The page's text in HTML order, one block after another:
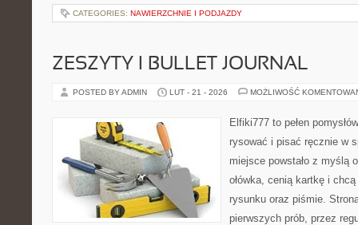
CATEGORIES: NAWIERZCHNIE I PODJAZDY
ZESZYTY I BULLET JOURNAL
POSTED BY ADMIN LUT - 21 - 2026 MOŻLIWOŚĆ
Elfiki777 to pełen
rysować i pisać ręcznie w
miejsce powstało z myślą
ołówka, cenią kartkę i
rysunku oraz piśmie.
pierwszych prób, przez